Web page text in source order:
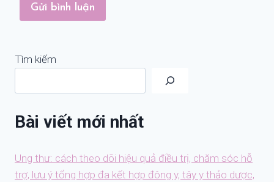
Tìm kiếm
Bài viết mới nhất
Ung thư: cách theo dõi hiệu quả điều trị, chăm sóc hỗ
trợ, lưu ý tổng hợp đa kết hợp đông y, tây y thảo dược,